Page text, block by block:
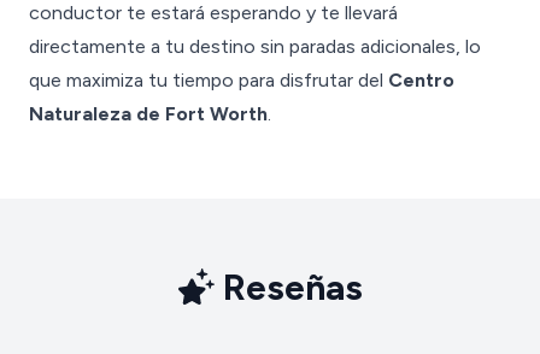
conductor te estará esperando y te llevará
directamente a tu destino sin paradas adicionales, lo
que maximiza tu tiempo para disfrutar del Centro
Naturaleza de Fort Worth.
Reseñas